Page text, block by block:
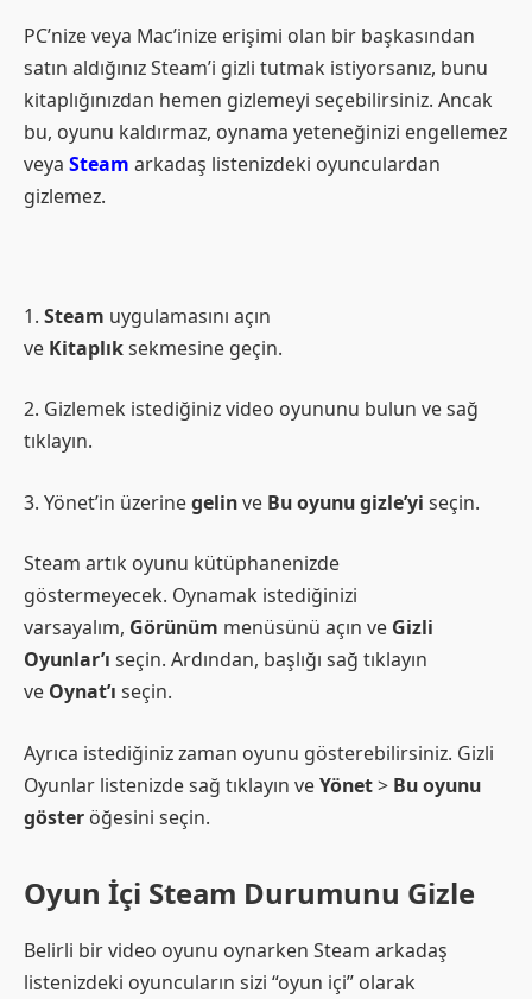
PC’nize veya Mac’inize erişimi olan bir başkasından
satın aldığınız Steam’i gizli tutmak istiyorsanız, bunu
kitaplığınızdan hemen gizlemeyi seçebilirsiniz. Ancak
bu, oyunu kaldırmaz, oynama yeteneğinizi engellemez
veya Steam arkadaş listenizdeki oyunculardan
gizlemez.
1. Steam uygulamasını açın
ve Kitaplıksekmesine geçin.
2. Gizlemek istediğiniz video oyununu bulun ve sağ
tıklayın.
3. Yönet’in üzerinegelinve Bu oyunu gizle’yi seçin.
Steam artık oyunu kütüphanenizde
göstermeyecek. Oynamak istediğinizi
varsayalım, Görünüm menüsünü açın ve Gizli
Oyunlar’ı seçin. Ardından, başlığı sağ tıklayın
ve Oynat’ı seçin.
Ayrıca istediğiniz zaman oyunu gösterebilirsiniz. Gizli
Oyunlar listenizde sağ tıklayın veYönet> Bu oyunu
göster öğesini seçin.
Oyun İçi Steam Durumunu Gizle
Belirli bir video oyunu oynarken Steam arkadaş
listenizdeki oyuncuların sizi “oyun içi” olarak